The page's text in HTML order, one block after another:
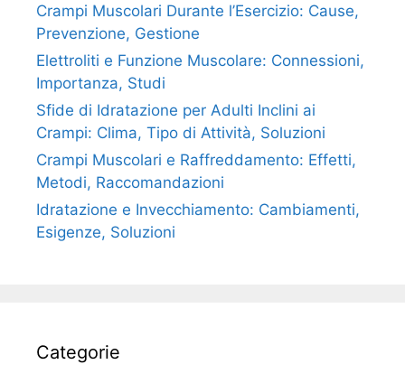
Crampi Muscolari Durante l’Esercizio: Cause,
Prevenzione, Gestione
Elettroliti e Funzione Muscolare: Connessioni,
Importanza, Studi
Sfide di Idratazione per Adulti Inclini ai
Crampi: Clima, Tipo di Attività, Soluzioni
Crampi Muscolari e Raffreddamento: Effetti,
Metodi, Raccomandazioni
Idratazione e Invecchiamento: Cambiamenti,
Esigenze, Soluzioni
Categorie